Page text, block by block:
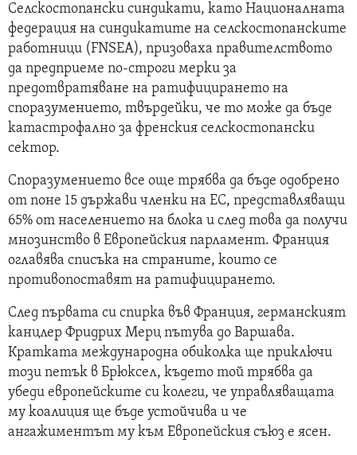
Селскостопански синдикати, като Националната
федерация на синдикатите на селскостопанските
работници (FNSEA), призоваха правителството
да предприеме по-строги мерки за
предотвратяване на ратифицирането на
споразумението, твърдейки, че то може да бъде
катастрофално за френския селскостопански
сектор.
Споразумението все още трябва да бъде одобрено
от поне 15 държави членки на ЕС, представляващи
65% от населението на блока и след това да получи
мнозинство в Европейския парламент. Франция
оглавява списъка на страните, които се
противопоставят на ратифицирането.
След първата си спирка във Франция, германският
канцлер Фридрих Мерц пътува до Варшава.
Кратката международна обиколка ще приключи
този петък в Брюксел, където той трябва да
убеди европейските си колеги, че управляващата
му коалиция ще бъде устойчива и че
ангажиментът му към Европейския съюз е ясен.